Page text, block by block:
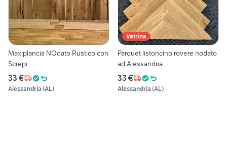
Maxiplancia NOdato Rustico con
Screpi
33 €
Alessandria (AL)
Vetrina
Parquet listoncino rovere nodato
ad Alessandria
33 €
Alessandria (AL)